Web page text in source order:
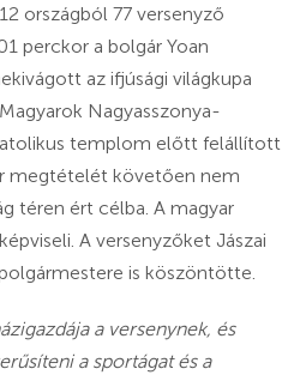
országból 77 versenyző
perckor a bolgár Yoan
az ifjúsági világkupa
Nagyasszonya-
templom előtt felállított
megtételét követően nem
téren ért célba. A magyar
A versenyzőket Jászai
is köszöntötte.
a versenynek, és
a sportágat és a